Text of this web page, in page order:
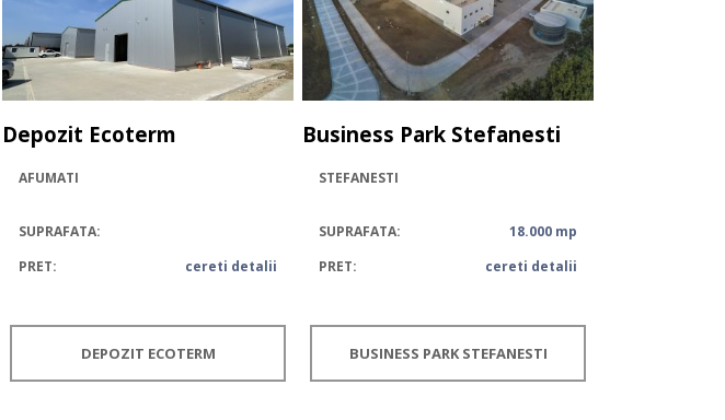
Depozit Ecoterm
AFUMATI
SUPRAFATA:
PRET:
cereti detalii
DEPOZIT ECOTERM
Business Park Stefanesti
STEFANESTI
SUPRAFATA:
18.000 mp
PRET:
cereti detalii
BUSINESS PARK STEFANESTI